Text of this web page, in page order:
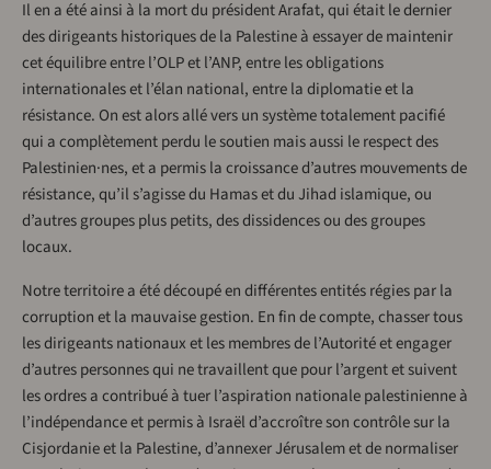
Il en a été ainsi à la mort du président Arafat, qui était le dernier
des dirigeants historiques de la Palestine à essayer de maintenir
cet équilibre entre l’OLP et l’ANP, entre les obligations
internationales et l’élan national, entre la diplomatie et la
résistance. On est alors allé vers un système totalement pacifié
qui a complètement perdu le soutien mais aussi le respect des
Palestinien·nes, et a permis la croissance d’autres mouvements de
résistance, qu’il s’agisse du Hamas et du Jihad islamique, ou
d’autres groupes plus petits, des dissidences ou des groupes
locaux.
Notre territoire a été découpé en différentes entités régies par la
corruption et la mauvaise gestion. En fin de compte, chasser tous
les dirigeants nationaux et les membres de l’Autorité et engager
d’autres personnes qui ne travaillent que pour l’argent et suivent
les ordres a contribué à tuer l’aspiration nationale palestinienne à
l’indépendance et permis à Israël d’accroître son contrôle sur la
Cisjordanie et la Palestine, d’annexer Jérusalem et de normaliser